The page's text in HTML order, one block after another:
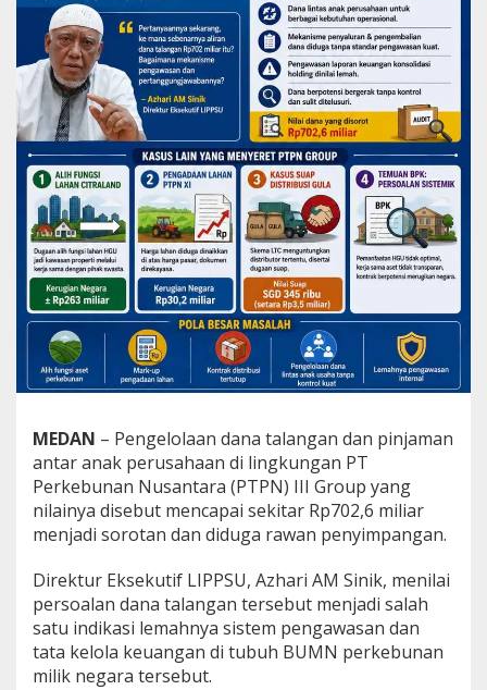
p
7
0
2
M
i
i
a
r
d
i
P
T
P
N
J
i
S
o
o
t
n
,
D
i
n
i
MEDAN – Pengelolaan dana talangan dan pinjaman
antar anak perusahaan di lingkungan PT
Perkebunan Nusantara (PTPN) III Group yang
nilainya disebut mencapai sekitar Rp702,6 miliar
menjadi sorotan dan diduga rawan penyimpangan.
Direktur Eksekutif LIPPSU, Azhari AM Sinik, menilai
persoalan dana talangan tersebut menjadi salah
satu indikasi lemahnya sistem pengawasan dan
tata kelola keuangan di tubuh BUMN perkebunan
milik negara tersebut.